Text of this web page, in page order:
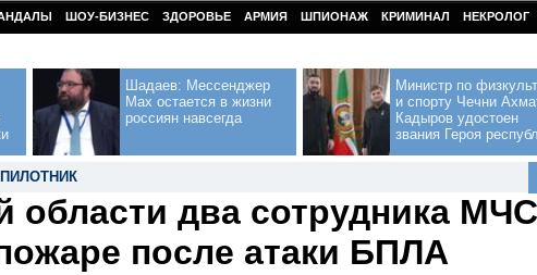
ШОУ-БИЗНЕС ЗДОРОВЬЕ АРМИЯ ШПИОНАЖ КРИМИНАЛ НЕКРОЛОГ
Шадаев: Мессенджер
Max остается в жизни
россиян навсегда
Министр по
и спорту Чечни
Кадыров удостоен
звания Героя
области два сотрудника МЧС
после атаки БПЛА